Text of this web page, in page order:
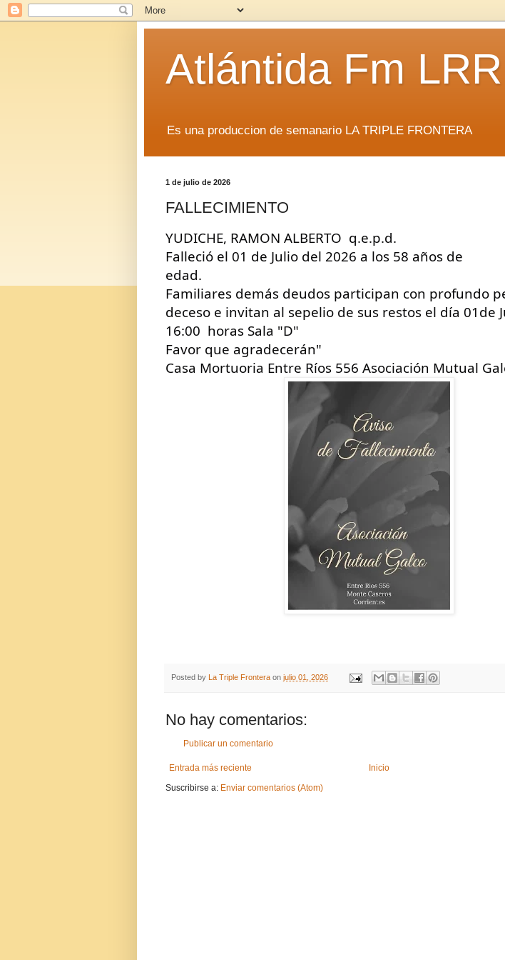
Atlántida Fm
Es una produccion de semanario LA TRIPLE FRONTERA
1 de julio de 2026
FALLECIMIENTO
YUDICHE, RAMON ALBERTO  q.e.p.d.
Falleció el 01 de Julio del 2026 a los 58 años de
edad.
Familiares demás deudos participan con profundo
deceso e invitan al sepelio de sus restos el día 01de
16:00  horas Sala "D"
Favor que agradecerán"
Casa Mortuoria Entre Ríos 556 Asociación Mutual
Posted by La Triple Frontera on julio 01, 2026
No hay comentarios:
Publicar un comentario
Entrada más reciente
Inicio
Suscribirse a: Enviar comentarios (Atom)